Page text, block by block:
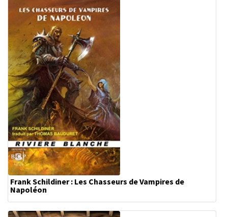
Frank Schildiner : Les Chasseurs de Vampires de
Napoléon